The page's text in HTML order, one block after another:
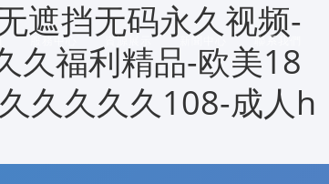
遮挡无码永久视频-
久福利精品-欧美18
久久久久108-成人h
服務中心 資源展示 聯系我們